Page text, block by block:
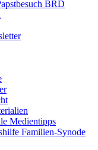
BRD
Medientipps
Familien-Synode